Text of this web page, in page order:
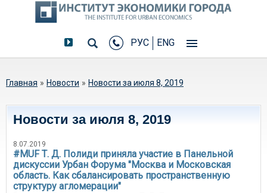
РУС ENG
Вы здесь
Главная » Новости » Новости за июля 8, 2019
Новости за июля 8, 2019
8.07.2019
#MUF Т. Д. Полиди приняла участие в Панельной
дискуссии Урбан Форума "Москва и Московская
область. Как сбалансировать пространственную
структуру агломерации"